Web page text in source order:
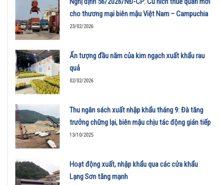
cho thương mại biên mậu Việt Nam – Campuchia
23/02/2026
Ấn tượng đầu năm của kim ngạch xuất khẩu rau
quả
02/02/2026
Thu ngân sách xuất nhập khẩu tháng 9: Đà tăng
trưởng chững lại, biên mậu chịu tác động gián tiếp
13/10/2025
Hoạt động xuất, nhập khẩu qua các cửa khẩu
Lạng Sơn tăng mạnh